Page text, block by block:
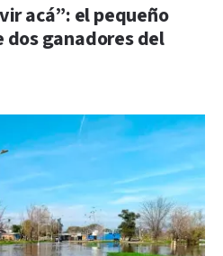
acá”: el pequeño
dos ganadores del